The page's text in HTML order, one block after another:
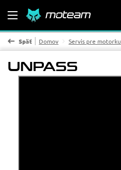
Späť Domov Servis pre motorku
UNPASS